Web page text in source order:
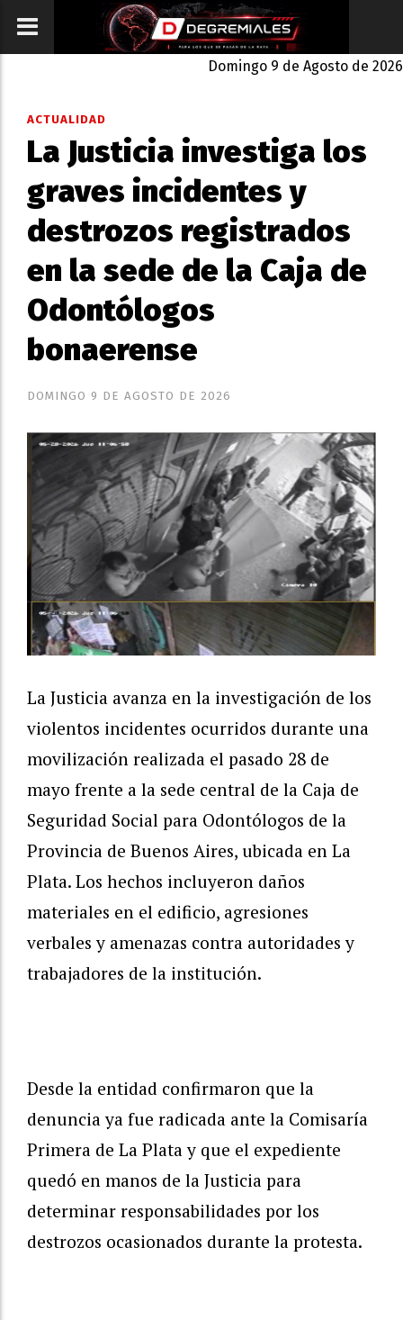
Domingo 9 de Agosto de 2026
La Justicia investiga los
graves incidentes y
destrozos registrados
en la sede de la Caja de
Odontólogos
bonaerense
ACTUALIDAD
DOMINGO 9 DE AGOSTO DE 2026
La Justicia avanza en la investigación de los
violentos incidentes ocurridos durante una
movilización realizada el pasado 28 de
mayo frente a la sede central de la Caja de
Seguridad Social para Odontólogos de la
Provincia de Buenos Aires, ubicada en La
Plata. Los hechos incluyeron daños
materiales en el edificio, agresiones
verbales y amenazas contra autoridades y
trabajadores de la institución.
Desde la entidad confirmaron que la
denuncia ya fue radicada ante la Comisaría
Primera de La Plata y que el expediente
quedó en manos de la Justicia para
determinar responsabilidades por los
destrozos ocasionados durante la protesta.